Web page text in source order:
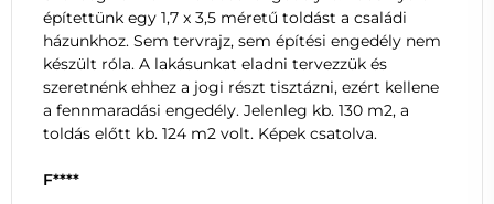
építettünk egy 1,7 x 3,5 méretű toldást a családi
házunkhoz. Sem tervrajz, sem építési engedély nem
készült róla. A lakásunkat eladni tervezzük és
szeretnénk ehhez a jogi részt tisztázni, ezért kellene
a fennmaradási engedély. Jelenleg kb. 130 m2, a
toldás előtt kb. 124 m2 volt. Képek csatolva.
F****